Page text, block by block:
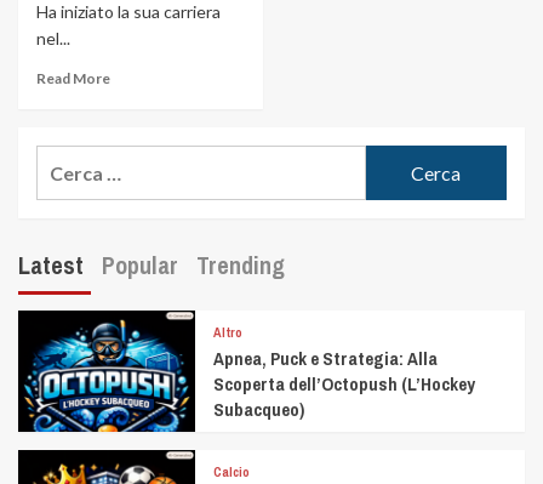
Ha iniziato la sua carriera
nel...
Read More
Latest Popular Trending
Altro
Apnea, Puck e Strategia: Alla
Scoperta dell’Octopush (L’Hockey
Subacqueo)
Calcio